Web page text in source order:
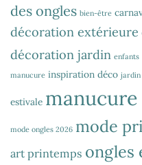
des ongles bien-être
décoration extérieure
décoration jardin enfants
manucure inspiration déco jardin
estivale
mode ongles 2026 mode
art printemps ongles